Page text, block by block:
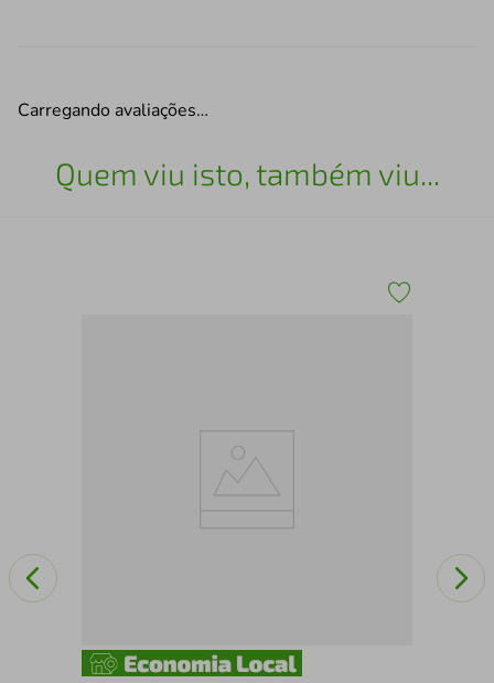
Carregando avaliações…
Quem viu isto, também viu...